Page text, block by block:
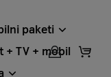
paketi
+ TV + mobil